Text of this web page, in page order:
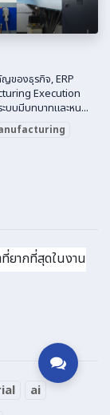
ญของธุรกิจ, ERP
Execution
บบมีบทบาทและหน...
ยากที่สุดในงาน
ai